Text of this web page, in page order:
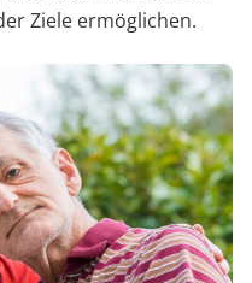
Ziele ermöglichen.